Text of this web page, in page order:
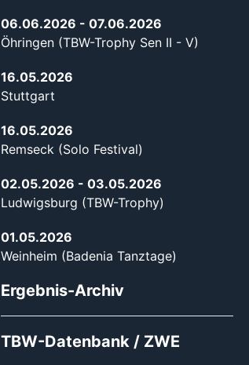
06.06.2026 - 07.06.2026
Öhringen (TBW-Trophy Sen II - V)
16.05.2026
Stuttgart
16.05.2026
Remseck (Solo Festival)
02.05.2026 - 03.05.2026
Ludwigsburg (TBW-Trophy)
01.05.2026
Weinheim (Badenia Tanztage)
Ergebnis-Archiv
TBW-Datenbank / ZWE